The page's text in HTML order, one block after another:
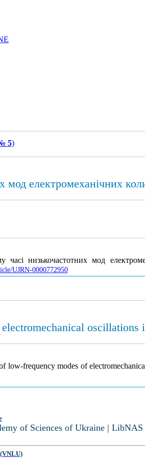
5)
мод електромеханічних
низькочастотних мод
UJRN-0000772950
oscillations
frequency modes of
of Sciences of Ukraine | LibNAS